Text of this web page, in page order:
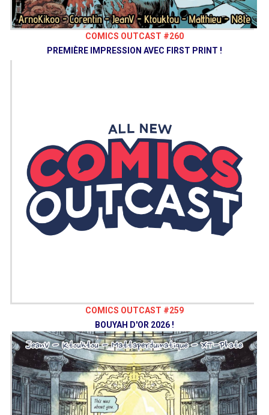
COMICS OUTCAST #260
PREMIÈRE IMPRESSION AVEC FIRST PRINT !
COMICS OUTCAST #259
BOUYAH D'OR 2026 !